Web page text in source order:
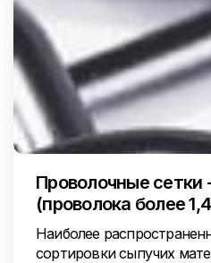
Проволочные сетки
(проволока более
Наиболее
сортировки сыпучих